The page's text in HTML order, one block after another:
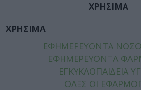
ΧΡΗΣΙΜΑ
ΧΡΗΣΙΜΑ
ΕΦΗΜΕΡΕΥΟΝΤΑ
ΕΦΗΜΕΡΕΥΟΝΤΑ
ΕΓΚΥΚΛΟΠΑΙΔΕΙΑ
ΟΛΕΣ ΟΙ